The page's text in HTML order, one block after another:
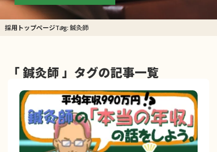
採用トップページTag: 鍼灸師
「 鍼灸師 」タグの記事一覧